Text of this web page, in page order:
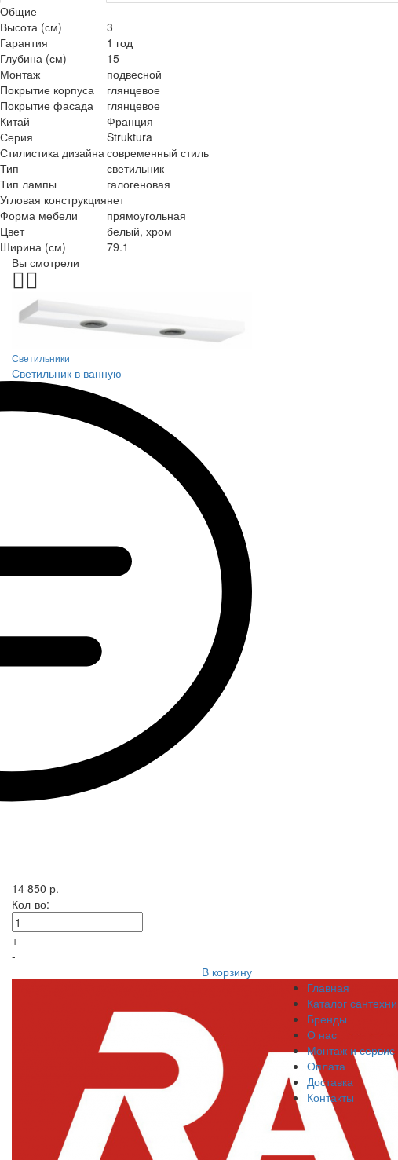
Общие
Высота (см)
3
Гарантия
1 год
Глубина (см)
15
Монтаж
подвесной
Покрытие корпуса
глянцевое
Покрытие фасада
глянцевое
Китай
Франция
Серия
Struktura
Стилистика дизайнасовременный стиль
Тип
светильник
Тип лампы
галогеновая
Угловая конструкциянет
Форма мебели
прямоугольная
Цвет
белый, хром
Ширина (см)
79.1
Вы смотрели
Светильники
Светильник в ванную
14 850 р.
Кол-во:
+
-
В корзину
Главная
Каталог
Бренды
О нас
Монтаж и сервис
Оплата
Доставка
Контакты